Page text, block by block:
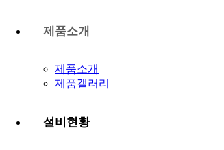
제품소개
제품소개
제품갤러리
설비현황